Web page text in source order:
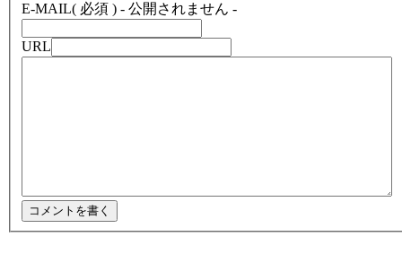
E-MAIL( 必須 ) - 公開されません -
URL